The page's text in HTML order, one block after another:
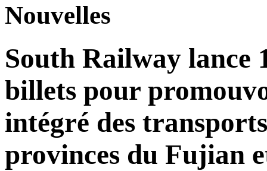
Nouvelles
South Railway lance
billets pour
intégré des
provinces du Fujian